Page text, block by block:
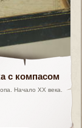
с компасом
Начало XX века.